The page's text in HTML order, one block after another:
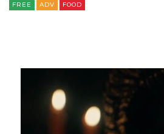
FREE ADV FOOD